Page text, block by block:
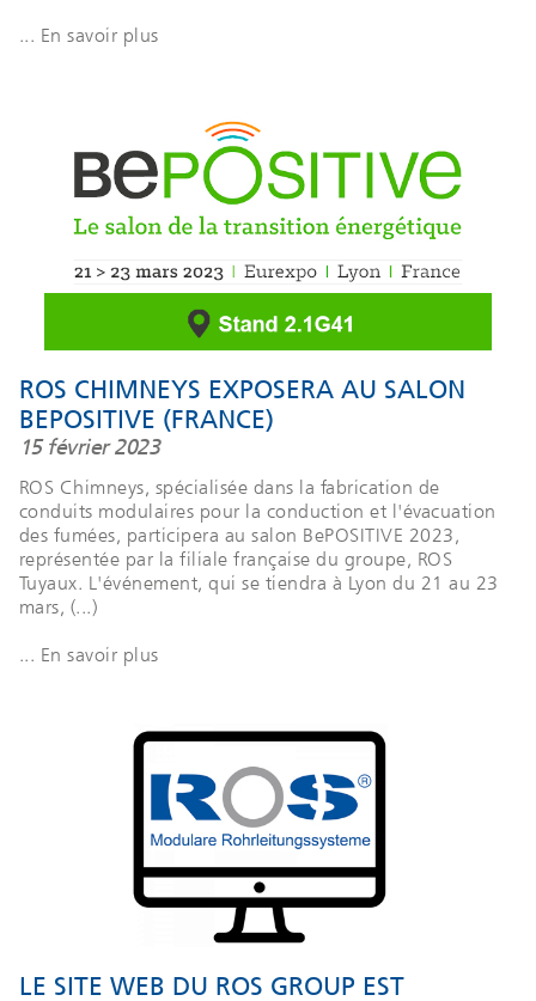
... En savoir plus
ROS CHIMNEYS EXPOSERA AU SALON
BEPOSITIVE (FRANCE)
15 février 2023
ROS Chimneys, spécialisée dans la fabrication de
conduits modulaires pour la conduction et l'évacuation
des fumées, participera au salon BePOSITIVE 2023,
représentée par la filiale française du groupe, ROS
Tuyaux. L'événement, qui se tiendra à Lyon du 21 au 23
mars, (...)
... En savoir plus
LE SITE WEB DU ROS GROUP EST